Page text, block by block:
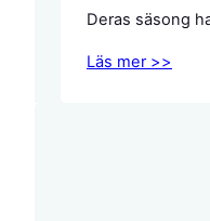
Deras säsong
Läs mer >>